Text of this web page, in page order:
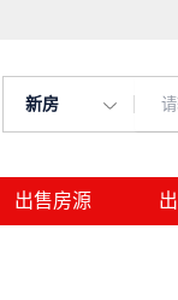
新房
出售房源